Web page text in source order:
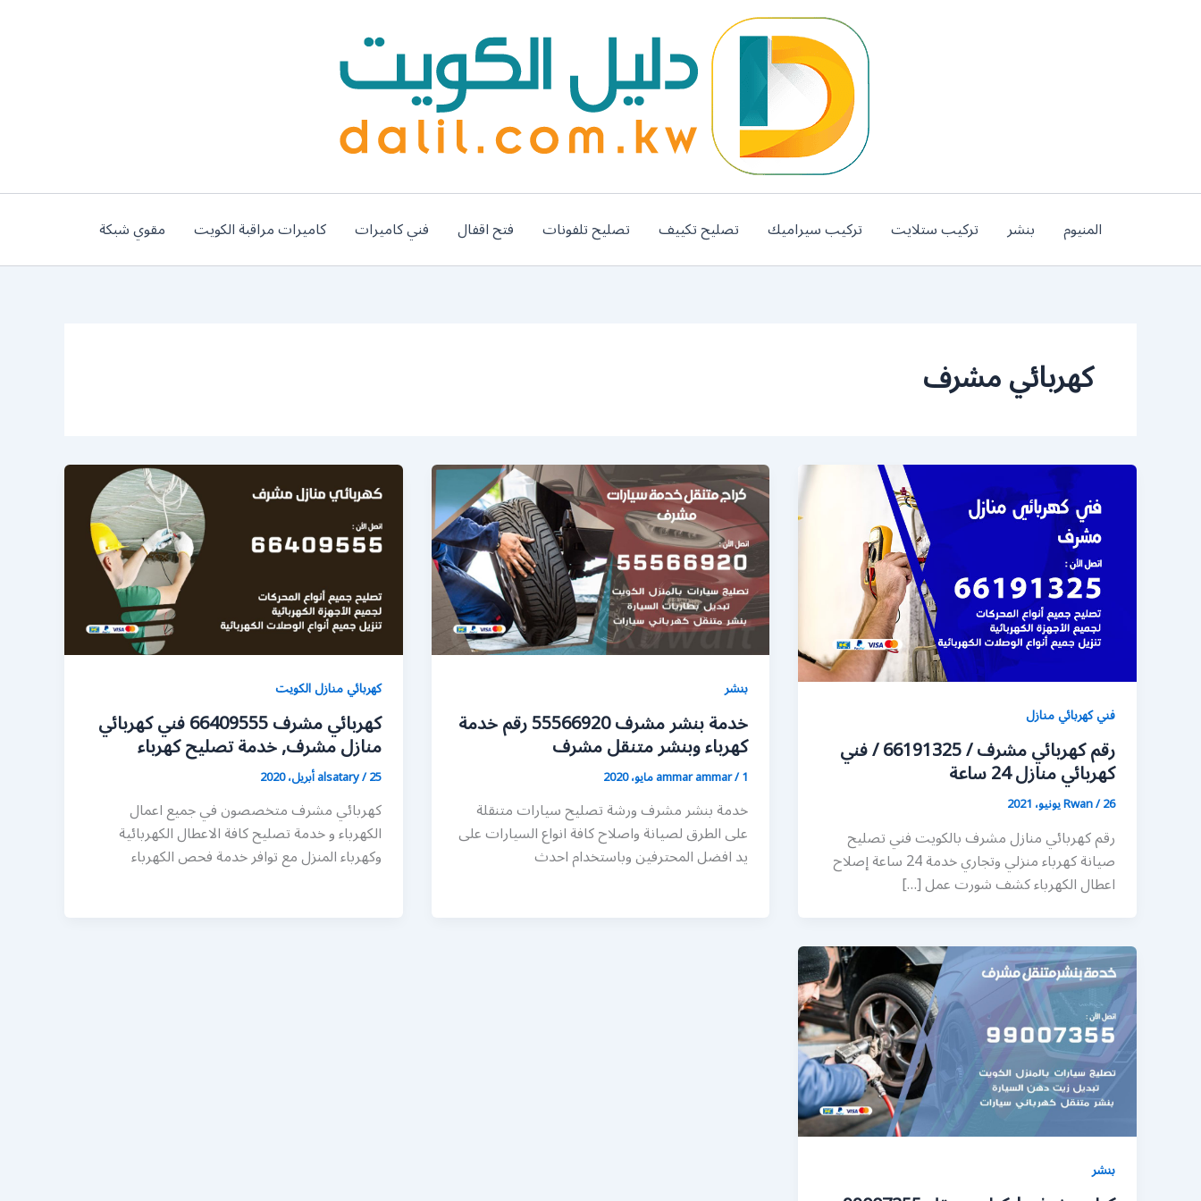
المنيوم بنشر تركيب ستلايت تركيب سيراميك تصليح تكييف تصليح تلفونات فتح اقفال فني كاميرات كاميرات مراقبة الكويت مقوي شبكة
كهربائي مشرف
فني كهربائي منازل
رقم كهربائي مشرف / 66191325 / فني
كهربائي منازل 24 ساعة
Rwan/26 يونيو، 2021
رقم كهربائي منازل مشرف بالكويت فني تصليح
صيانة كهرباء منزلي وتجاري خدمة 24 ساعة إصلاح
اعطال الكهرباء كشف شورت عمل […]
بنشر
خدمة بنشر مشرف 55566920 رقم خدمة
كهرباء وبنشر متنقل مشرف
ammar ammar/1 مايو، 2020
خدمة بنشر مشرف ورشة تصليح سيارات متنقلة
على الطرق لصيانة واصلاح كافة انواع السيارات على
يد افضل المحترفين وباستخدام احدث
كهربائي منازل الكويت
كهربائي مشرف 66409555 فني كهربائي
منازل مشرف, خدمة تصليح كهرباء
alsatary/25 أبريل، 2020
كهربائي مشرف متخصصون في جميع اعمال
الكهرباء و خدمة تصليح كافة الاعطال الكهربائية
وكهرباء المنزل مع توافر خدمة فحص الكهرباء
بنشر